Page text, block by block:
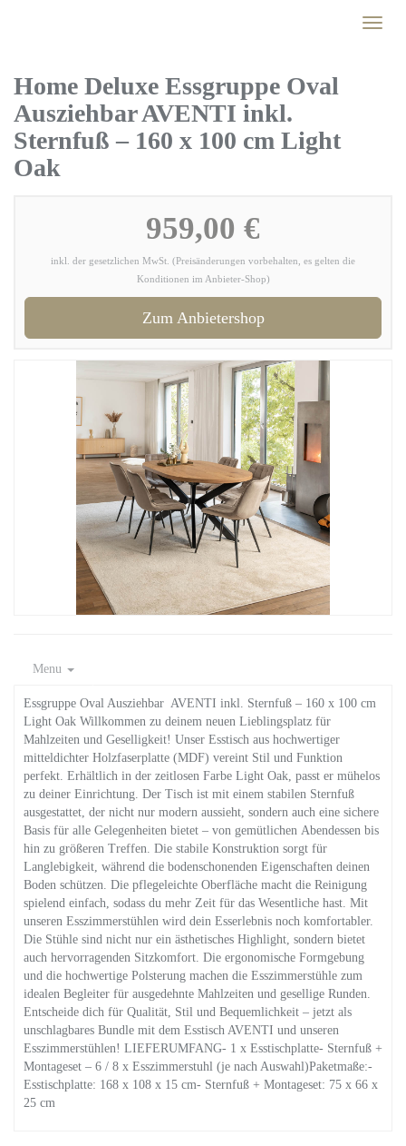
Toggle
Home Deluxe Essgruppe Oval
Ausziehbar AVENTI inkl.
Sternfuß – 160 x 100 cm Light
Oak
959,00 €
inkl. der gesetzlichen MwSt. (Preisänderungen vorbehalten, es gelten die
Konditionen im Anbieter-Shop)
Zum Anbietershop
Menu
Essgruppe Oval Ausziehbar AVENTI inkl. Sternfuß – 160 x 100 cm
Light Oak Willkommen zu deinem neuen Lieblingsplatz für
Mahlzeiten und Geselligkeit! Unser Esstisch aus hochwertiger
mitteldichter Holzfaserplatte (MDF) vereint Stil und Funktion
perfekt. Erhältlich in der zeitlosen Farbe Light Oak, passt er mühelos
zu deiner Einrichtung. Der Tisch ist mit einem stabilen Sternfuß
ausgestattet, der nicht nur modern aussieht, sondern auch eine sichere
Basis für alle Gelegenheiten bietet – von gemütlichen Abendessen bis
hin zu größeren Treffen. Die stabile Konstruktion sorgt für
Langlebigkeit, während die bodenschonenden Eigenschaften deinen
Boden schützen. Die pflegeleichte Oberfläche macht die Reinigung
spielend einfach, sodass du mehr Zeit für das Wesentliche hast. Mit
unseren Esszimmerstühlen wird dein Esserlebnis noch komfortabler.
Die Stühle sind nicht nur ein ästhetisches Highlight, sondern bietet
auch hervorragenden Sitzkomfort. Die ergonomische Formgebung
und die hochwertige Polsterung machen die Esszimmerstühle zum
idealen Begleiter für ausgedehnte Mahlzeiten und gesellige Runden.
Entscheide dich für Qualität, Stil und Bequemlichkeit – jetzt als
unschlagbares Bundle mit dem Esstisch AVENTI und unseren
Esszimmerstühlen! LIEFERUMFANG- 1 x Esstischplatte- Sternfuß +
Montageset – 6 / 8 x Esszimmerstuhl (je nach Auswahl)Paketmaße:-
Esstischplatte: 168 x 108 x 15 cm- Sternfuß + Montageset: 75 x 66 x
25 cm